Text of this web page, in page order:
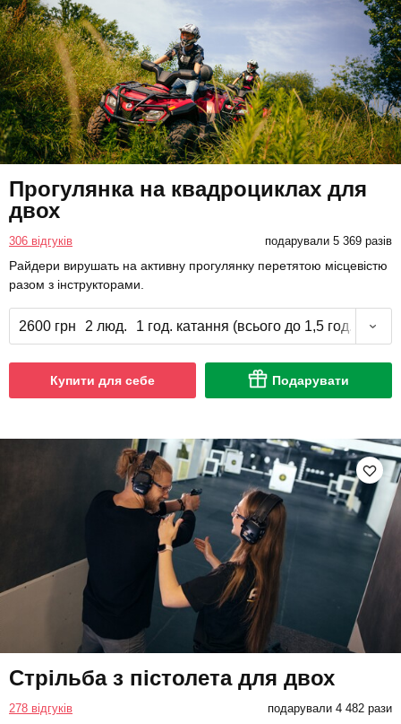
Прогулянка на квадроциклах для
двох
306 відгуків подарували 5 369 разів
Райдери вирушать на активну прогулянку перетятою місцевістю
разом з інструкторами.
2600 грн 2 люд. 1 год. катання (всього до 1,5 год.)
Купити для себе Подарувати
Стрільба з пістолета для двох
278 відгуків подарували 4 482 рази